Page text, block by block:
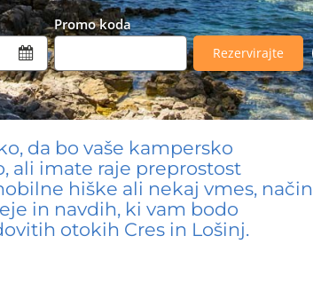
Promo koda
Rezervirajte
da bo vaše kampersko
ali imate raje preprostost
hiške ali nekaj vmes, način
in navdih, ki vam bodo
otokih Cres in Lošinj.